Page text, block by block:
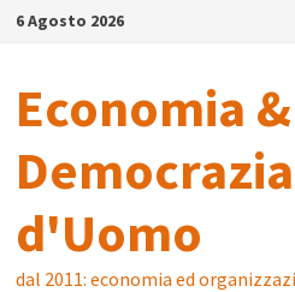
Skip6 Agosto 2026
Economia &
d'Uomo
dal 2011: economia ed